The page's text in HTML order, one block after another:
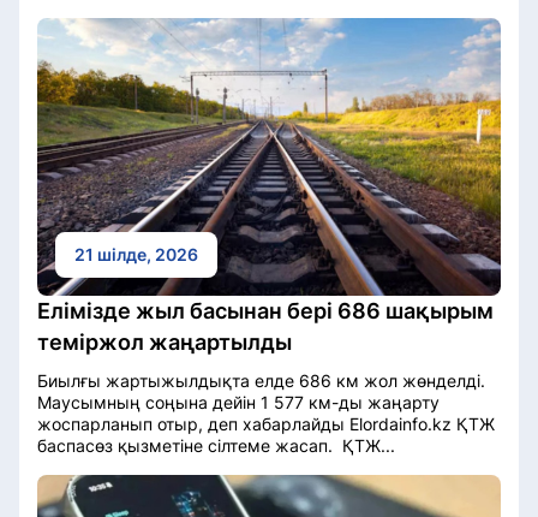
21 шілде, 2026
Елімізде жыл басынан бері 686 шақырым
теміржол жаңартылды
Биылғы жартыжылдықта елде 686 км жол жөнделді.
Маусымның соңына дейін 1 577 км-ды жаңарту
жоспарланып отыр, деп хабарлайды Elordainfo.kz ҚТЖ
баспасөз қызметіне сілтеме жасап. ҚТЖ...